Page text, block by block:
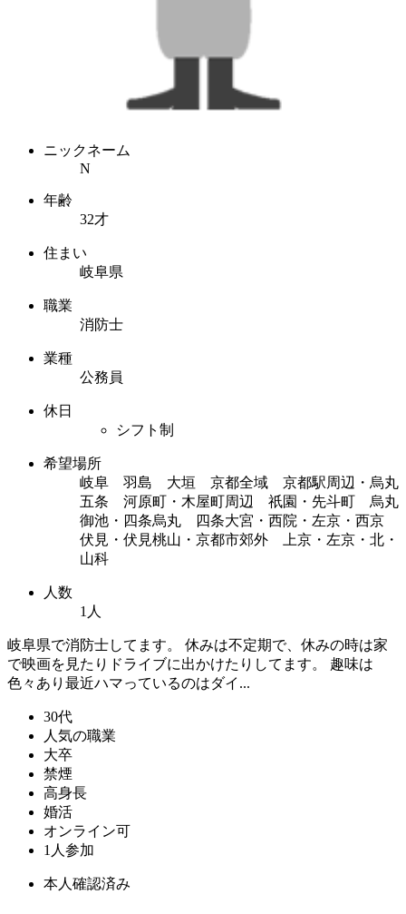
ニックネーム
N
年齢
32才
住まい
岐阜県
職業
消防士
業種
公務員
休日
シフト制
希望場所
岐阜 羽島 大垣 京都全域 京都駅周辺・烏丸
五条 河原町・木屋町周辺 祇園・先斗町 烏丸
御池・四条烏丸 四条大宮・西院・左京・西京
伏見・伏見桃山・京都市郊外 上京・左京・北・
山科
人数
1人
岐阜県で消防士してます。 休みは不定期で、休みの時は家
で映画を見たりドライブに出かけたりしてます。 趣味は
色々あり最近ハマっているのはダイ...
30代
人気の職業
大卒
禁煙
高身長
婚活
オンライン可
1人参加
本人確認済み